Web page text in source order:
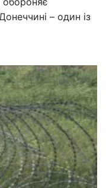
– один із